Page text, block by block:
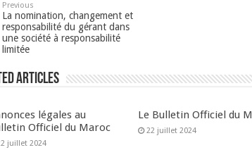
Previous
La nomination, changement et
responsabilité du gérant dans
une société à responsabilité
limitée
Articles
légales au
Officiel du Maroc
juillet 2024
Le Bulletin Officiel du
22 juillet 2024